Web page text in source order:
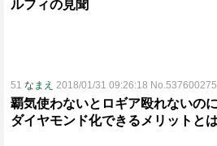
ルフィの見聞
51 なまえ 2018/01/31 09:26:18 No.537600275
覇気使わないとロギア殴れないのに
ダイヤモンド化できるメリットと